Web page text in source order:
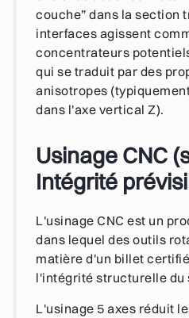
couche” dans la section
interfaces agissent
concentrateurs
qui se traduit par des
anisotropes
dans l'axe vertical Z).
Usinage CNC
Intégrité
L'usinage CNC est un
dans lequel des outils
matière d'un billet
l'intégrité structurelle du
L'usinage 5 axes réduit